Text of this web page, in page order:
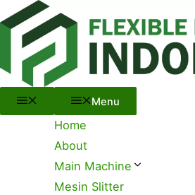
Skip
to
content
Menu
Menu
Home
About
Main Machine
Mesin Slitter